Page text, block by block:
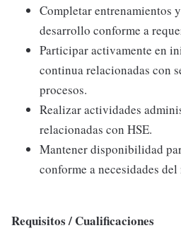
Completar entrenamientos
desarrollo conforme a
Participar activamente en
continua relacionadas con
procesos.
Realizar actividades
relacionadas con HSE.
Mantener disponibilidad
conforme a necesidades
Requisitos / Cualificaciones